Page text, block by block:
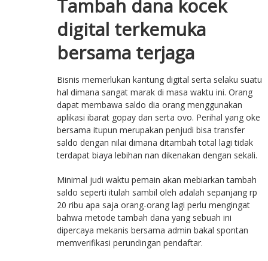
Tambah dana kocek
digital terkemuka
bersama terjaga
Bisnis memerlukan kantung digital serta selaku suatu
hal dimana sangat marak di masa waktu ini. Orang
dapat membawa saldo dia orang menggunakan
aplikasi ibarat gopay dan serta ovo. Perihal yang oke
bersama itupun merupakan penjudi bisa transfer
saldo dengan nilai dimana ditambah total lagi tidak
terdapat biaya lebihan nan dikenakan dengan sekali.
Minimal judi waktu pemain akan mebiarkan tambah
saldo seperti itulah sambil oleh adalah sepanjang rp
20 ribu apa saja orang-orang lagi perlu mengingat
bahwa metode tambah dana yang sebuah ini
dipercaya mekanis bersama admin bakal spontan
memverifikasi perundingan pendaftar.